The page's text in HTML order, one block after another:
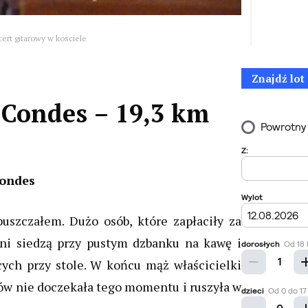
gitarowy w kosciele
– 19,3 km
Dużo osób, które zapłaciły za
siedzą przy pustym dzbanku na kawę i
przy stole. W końcu mąż właścicielki
nie doczekała tego momentu i ruszyła w
Znajdź lot